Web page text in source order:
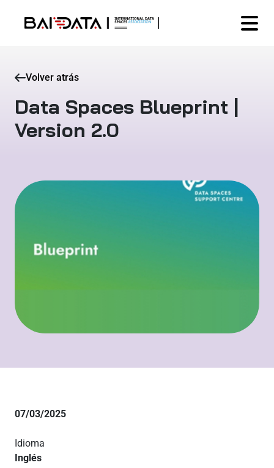
Volver atrás
Data Spaces Blueprint |
Version 2.0
07/03/2025
Idioma
Inglés